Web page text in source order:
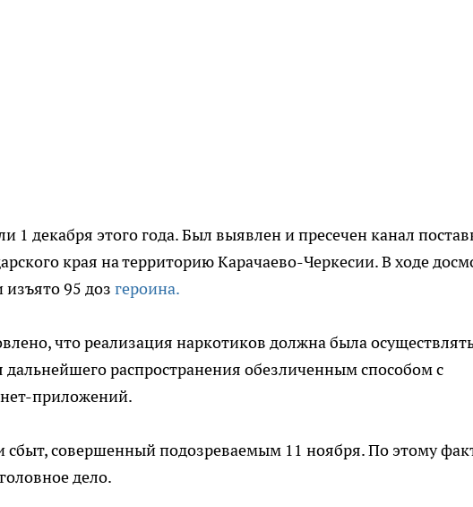
1 декабря этого года. Был выявлен и пресечен канал
края на территорию Карачаево-Черкесии. В ходе
95 доз героина.
что реализация наркотиков должна была
дальнейшего распространения обезличенным способом с
приложений.
сбыт, совершенный подозреваемым 11 ноября. По этому
дело.